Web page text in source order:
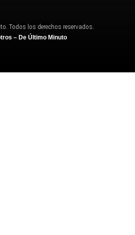
Todos los derechos reservados.
– De Último Minuto